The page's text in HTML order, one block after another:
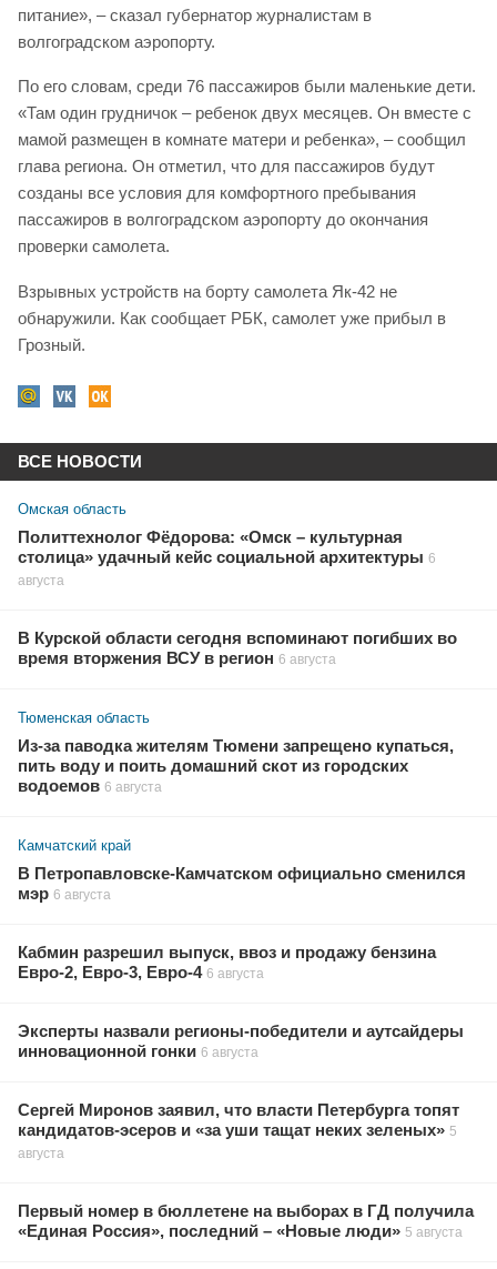
питание», – сказал губернатор журналистам в
волгоградском аэропорту.
По его словам, среди 76 пассажиров были маленькие дети.
«Там один грудничок – ребенок двух месяцев. Он вместе с
мамой размещен в комнате матери и ребенка», – сообщил
глава региона. Он отметил, что для пассажиров будут
созданы все условия для комфортного пребывания
пассажиров в волгоградском аэропорту до окончания
проверки самолета.
Взрывных устройств на борту самолета Як-42 не
обнаружили. Как сообщает РБК, самолет уже прибыл в
Грозный.
ВСЕ НОВОСТИ
Омская область
Политтехнолог Фёдорова: «Омск – культурная
столица» удачный кейс социальной архитектуры 6
августа
В Курской области сегодня вспоминают погибших во
время вторжения ВСУ в регион 6 августа
Тюменская область
Из-за паводка жителям Тюмени запрещено купаться,
пить воду и поить домашний скот из городских
водоемов 6 августа
Камчатский край
В Петропавловске-Камчатском официально сменился
мэр 6 августа
Кабмин разрешил выпуск, ввоз и продажу бензина
Евро-2, Евро-3, Евро-4 6 августа
Эксперты назвали регионы-победители и аутсайдеры
инновационной гонки 6 августа
Сергей Миронов заявил, что власти Петербурга топят
кандидатов-эсеров и «за уши тащат неких зеленых» 5
августа
Первый номер в бюллетене на выборах в ГД получила
«Единая Россия», последний – «Новые люди» 5 августа